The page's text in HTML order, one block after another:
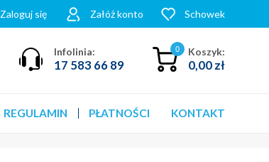
Schowek
Zaloguj się Załóż konto
0 Koszyk:
0,00 zł
Infolinia:
17 583 66 89
KONTAKT
PŁATNOŚCI
REGULAMIN